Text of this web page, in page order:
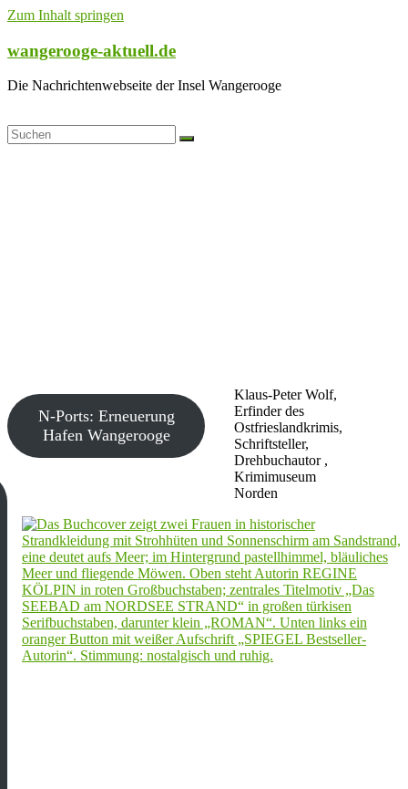
Zum Inhalt springen
wangerooge-aktuell.de
Die Nachrichtenwebseite der Insel Wangerooge
Klaus-Peter Wolf,
Erfinder des
Ostfrieslandkrimis,
Schriftsteller,
Drehbuchautor ,
Krimimuseum
Norden
N-Ports: Erneuerung
Hafen Wangerooge